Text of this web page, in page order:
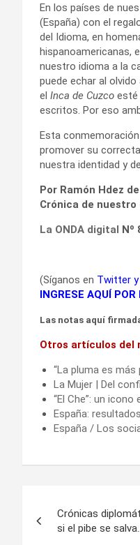
En los países de
(España) con el
del Idioma, en
hispanoamericanas,
nuestro idioma a la
puede echar al
el Inca de Cuzco esté
escritos. Por eso
Esta
promover su
nuestra identidad y
Por Ramón Hdez
Crónica de nuestro
La ONDA digital Nº
(Síganos en Twitter y
INGRESE AQUÍ
Las notas aquí
Otros artículos del
“La pluma es más
La Mujer | Del
“El Che”: un icono
España:
España / Los
de
Crónicas
si el pibe se